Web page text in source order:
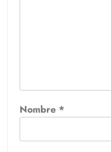
Nombre *